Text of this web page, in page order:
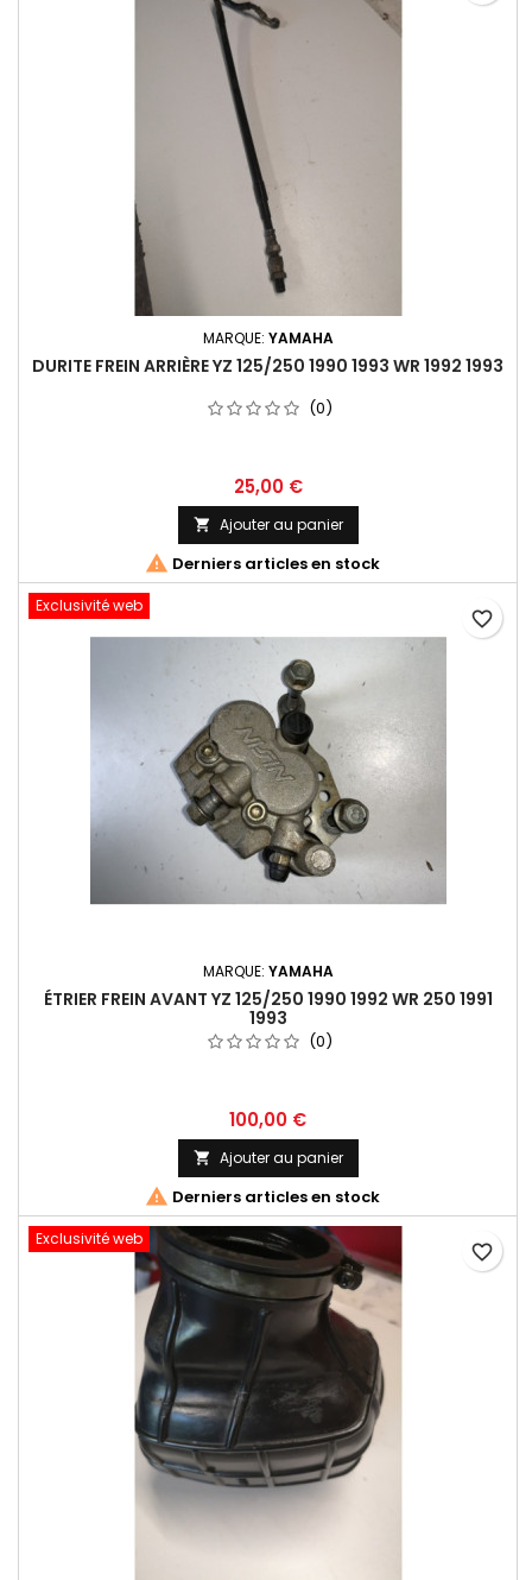
MARQUE: YAMAHA
DURITE FREIN ARRIÈRE YZ 125/250 1990 1993 WR 1992 1993
(0)
25,00 €
 Ajouter au panier
 Derniers articles en stock
Exclusivité web
MARQUE: YAMAHA
ÉTRIER FREIN AVANT YZ 125/250 1990 1992 WR 250 1991
1993
(0)
100,00 €
 Ajouter au panier
 Derniers articles en stock
favorite_border
Exclusivité web
favorite_border